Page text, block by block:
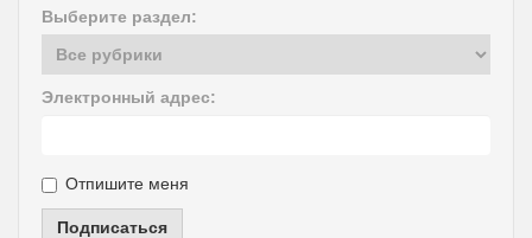
Выберите раздел:
Электронный адрес:
Отпишите меня
Подписаться